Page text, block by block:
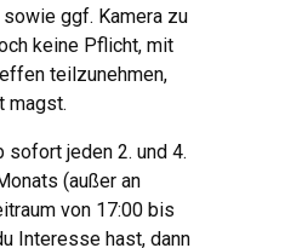
ggf. Kamera zu
keine Pflicht, mit
teilzunehmen,
magst.
sofort jeden 2. und 4.
(außer an
von 17:00 bis
Interesse hast, dann